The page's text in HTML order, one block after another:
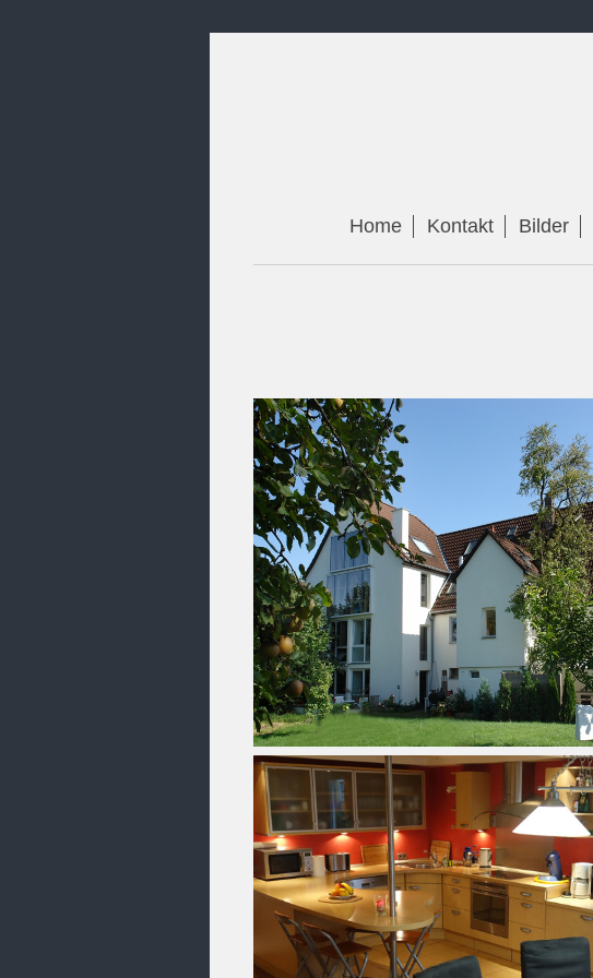
Home Kontakt Bilder